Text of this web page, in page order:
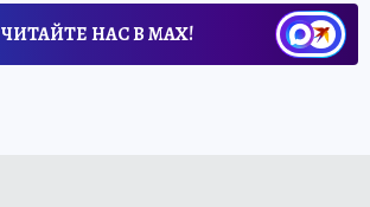
ЧИТАЙТЕ НАС В МАХ!